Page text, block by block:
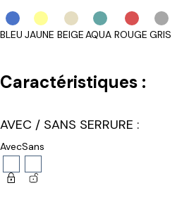
BLEU JAUNE BEIGEAQUA ROUGE GRIS
Caractéristiques :
AVEC / SANS SERRURE :
AvecSans